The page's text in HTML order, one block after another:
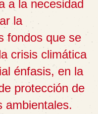
a la necesidad
la
fondos que se
crisis climática
énfasis, en la
protección de
ambientales.